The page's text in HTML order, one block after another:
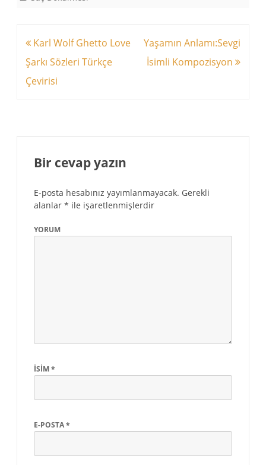
Yazı
dolaşımı
Karl Wolf Ghetto Love
Şarkı Sözleri Türkçe
Çevirisi
Yaşamın Anlamı:Sevgi
İsimli Kompozisyon
Bir cevap yazın
E-posta hesabınız yayımlanmayacak. Gerekli
alanlar * ile işaretlenmişlerdir
YORUM
İSIM*
E-POSTA*